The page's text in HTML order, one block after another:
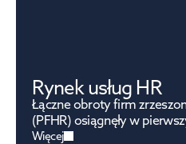
Rynek usług HR
Łączne obroty firm
(PFHR) osiągnęły w
wartość 1,83 mld PLN, co
Więcej